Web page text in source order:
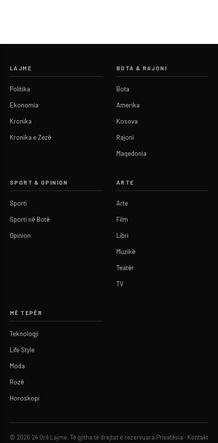
LAJME
Politika
Ekonomia
Kronika
Kronika e Zezë
BOTA & RAJONI
Bota
Amerika
Kosova
Rajoni
Maqedonia
SPORT & OPINION
Sporti
Sporti në Botë
Opinion
ARTE
Arte
Film
Libri
Muzikë
Teatër
TV
MË TEPËR
Teknologji
Life Style
Moda
Rozë
Horoskopi
© 2026 24 Orë Lajme. Të gjitha të drejtat e rezervuara. Privatësia · Kontakt